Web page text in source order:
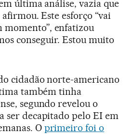
última análise, vazia que
Este esforço “vai
momento”, enfatizou
conseguir. Estou muito
cidadão norte-americano
também tinha
segundo revelou o
ser decapitado pelo EI em
O primeiro foi o